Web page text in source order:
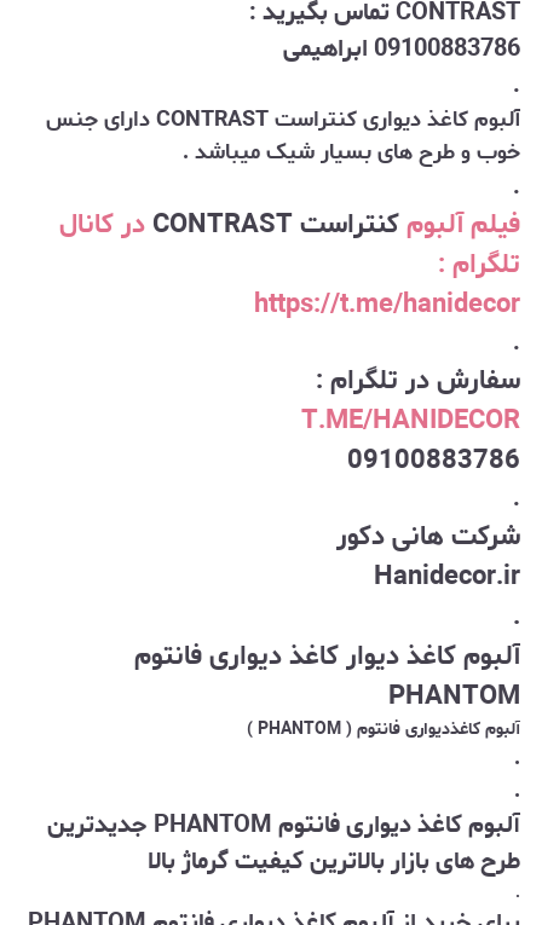
CONTRAST تماس بگیرید :
09100883786 ابراهیمی
.
آلبوم کاغذ دیواری کنتراست CONTRAST دارای جنس
خوب و طرح های بسیار شیک میباشد .
.
فیلم آلبومکنتراست CONTRAST
در کانال
تلگرام :
https://t.me/hanidecor
.
سفارش در تلگرام :
T.ME/HANIDECOR
09100883786
.
شرکت هانی دکور
Hanidecor.ir
.
آلبوم کاغذ دیوار کاغذ دیواری فانتوم
PHANTOM
آلبوم کاغذدیواری فانتوم ( PHANTOM )
.
.
آلبوم کاغذ دیواری فانتوم PHANTOM جدیدترین
طرح های بازاربالاترین کیفیتگرماژ بالا
.